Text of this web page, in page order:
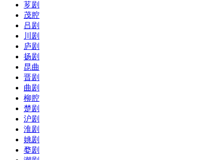
芗剧
茂腔
吕剧
川剧
庐剧
扬剧
昆曲
晋剧
曲剧
柳腔
楚剧
沪剧
淮剧
姚剧
婺剧